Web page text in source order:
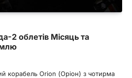
2 облетів Місяць та
корабель Orion (Оріон) з чотирма